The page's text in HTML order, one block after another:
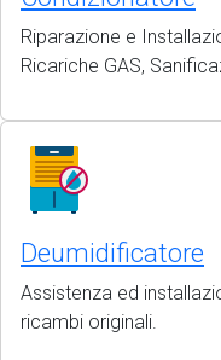
Riparazione e
Ricariche GAS,
Deumidificatore
Assistenza ed
ricambi originali.